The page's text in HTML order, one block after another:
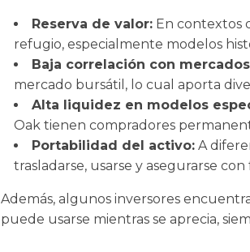
Reserva de valor: En contextos
refugio, especialmente modelos
Baja correlación con
mercado bursátil, lo cual aporta
Alta liquidez en modelos
Oak tienen compradores
Portabilidad del activo: A
trasladarse, usarse y asegurarse con
Además, algunos inversores
puede usarse mientras se aprecia,